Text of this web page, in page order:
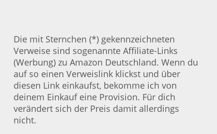
Die mit Sternchen (*) gekennzeichneten
Verweise sind sogenannte Affiliate-Links
(Werbung) zu Amazon Deutschland. Wenn du
auf so einen Verweislink klickst und über
diesen Link einkaufst, bekomme ich von
deinem Einkauf eine Provision. Für dich
verändert sich der Preis damit allerdings
nicht.